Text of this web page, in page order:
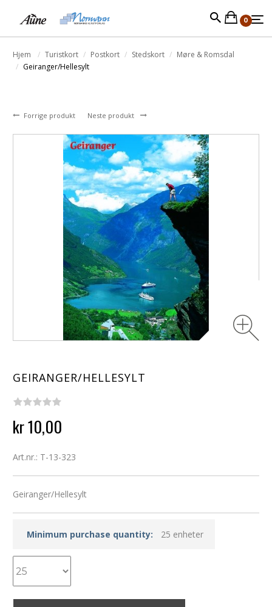
0
Hjem Turistkort Postkort Stedskort
Møre & Romsdal
Geiranger/Hellesylt
Forrige produkt Neste produkt
GEIRANGER/HELLESYLT
kr 10,00
Art.nr.: T-13-323
Geiranger/Hellesylt
Minimum purchase quantity: 25 enheter